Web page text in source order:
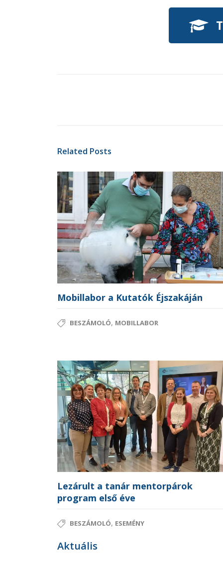
Related Posts
Mobillabor a Kutatók Éjszakáján
BESZÁMOLÓ, MOBILLABOR
Lezárult a tanár mentorpárok
program első éve
BESZÁMOLÓ, ESEMÉNY
Aktuális